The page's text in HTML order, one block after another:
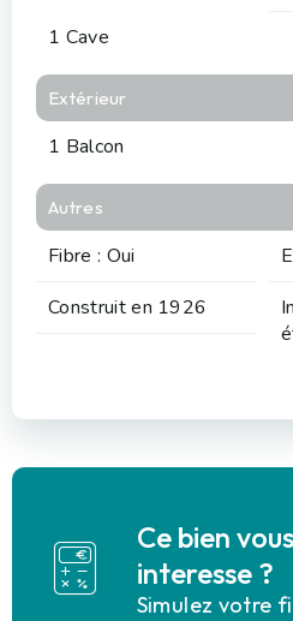
1 Cave
Extérieur
1 Balcon
Autres
Fibre : Oui
Construit en 1926
Ce bien vous
interesse ?
Simulez votre